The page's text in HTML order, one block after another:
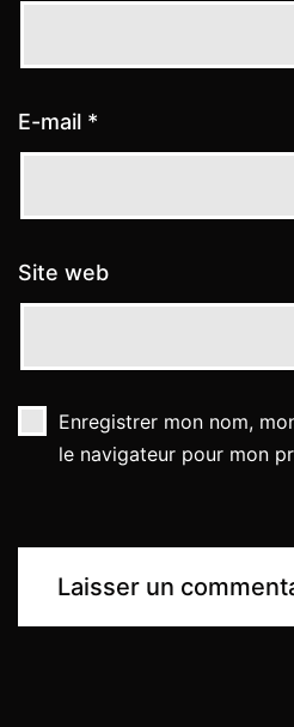
E-mail *
Site web
Enregistrer mon nom,
le navigateur pour mon